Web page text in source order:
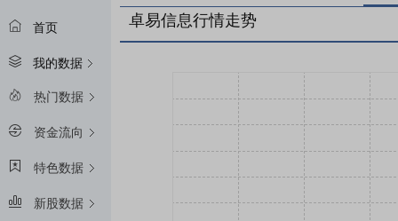
首页
我的数据
热门数据
资金流向
特色数据
新股数据
卓易信息行情走势